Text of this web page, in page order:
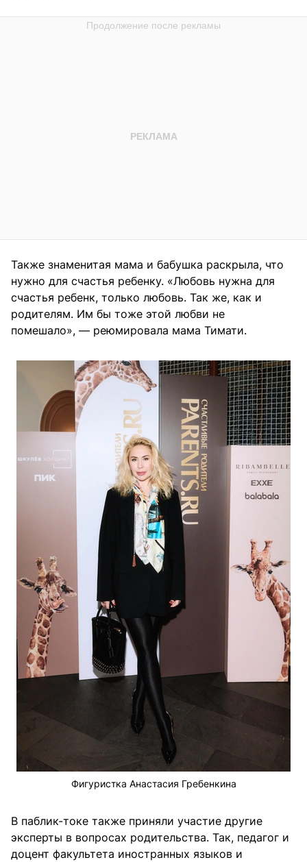
Также знаменитая мама и бабушка раскрыла, что
нужно для счастья ребенку. «Любовь нужна для
счастья ребенк, только любовь. Так же, как и
родителям. Им бы тоже этой любви не
помешало», — реюмировала мама Тимати.
Фигуристка Анастасия Гребенкина
В паблик-токе также приняли участие другие
эксперты в вопросах родительства. Так, педагог и
доцент факультета иностранных языков и